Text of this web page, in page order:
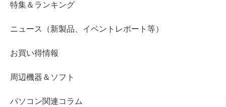
特集＆ランキング
ニュース（新製品、イベントレポート等）
お買い得情報
周辺機器＆ソフト
パソコン関連コラム